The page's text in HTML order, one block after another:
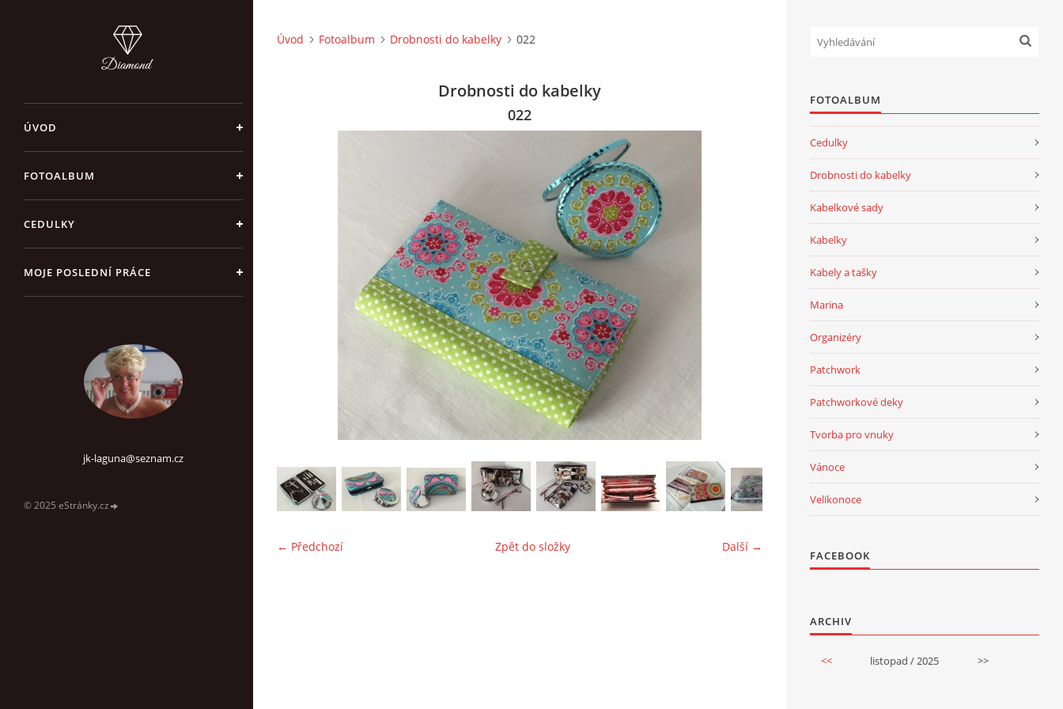
ÚVOD
FOTOALBUM
CEDULKY
MOJE POSLEDNÍ PRÁCE
jk-laguna@seznam.cz
© 2025 eStránky.cz
Úvod Fotoalbum Drobnosti do kabelky 022
Drobnosti do kabelky
022
← Předchozí Další →
Zpět do složky
FOTOALBUM
Cedulky
Drobnosti do kabelky
Kabelkové sady
Kabelky
Kabely a tašky
Marina
Organizéry
Patchwork
Patchworkové deky
Tvorba pro vnuky
Vánoce
Velikonoce
FACEBOOK
ARCHIV
<< listopad / 2025 >>